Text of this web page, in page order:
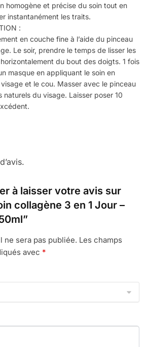
homogène et précise du soin tout en
instantanément les traits.
:
en couche fine à l’aide du pinceau
Le soir, prendre le temps de lisser les
du bout des doigts. 1 fois
masque en appliquant le soin en
et le cou. Masser avec le pinceau
naturels du visage. Laisser poser 10
à laisser votre avis sur
collagène 3 en 1 Jour –
ne sera pas publiée. Les champs
avec *